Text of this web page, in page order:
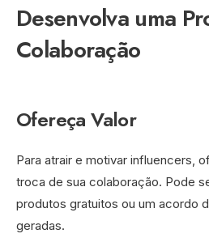
Desenvolva uma
Colaboração
Ofereça Valor
Para atrair e motivar influencers,
troca de sua colaboração. Pode
produtos gratuitos ou um acordo
geradas.